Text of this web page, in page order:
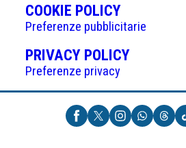
COOKIE POLICY(APRE
IN
UNA
NUOVA
Preferenze pubblicitarie
PRIVACY POLICY(APRE
UNA
NUOVA
SCHEDA)
Preferenze privacy